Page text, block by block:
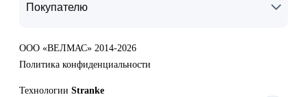
Покупателю
ООО «ВЕЛМАС» 2014-2026
Политика конфиденциальности
Технологии Stranke